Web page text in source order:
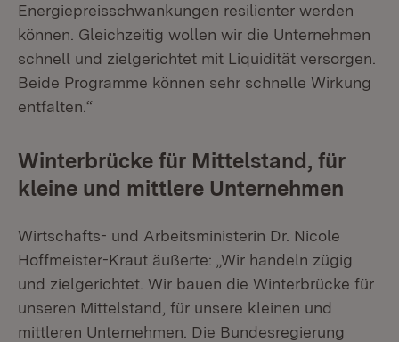
Energiepreisschwankungen resilienter werden
können. Gleichzeitig wollen wir die Unternehmen
schnell und zielgerichtet mit Liquidität versorgen.
Beide Programme können sehr schnelle Wirkung
entfalten.“
Winterbrücke für Mittelstand, für
kleine und mittlere Unternehmen
Wirtschafts- und Arbeitsministerin Dr. Nicole
Hoffmeister-Kraut äußerte: „Wir handeln zügig
und zielgerichtet. Wir bauen die Winterbrücke für
unseren Mittelstand, für unsere kleinen und
mittleren Unternehmen. Die Bundesregierung